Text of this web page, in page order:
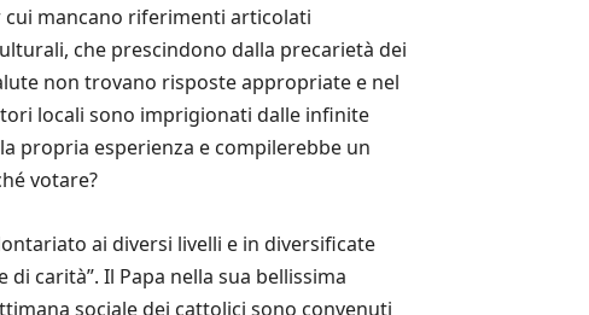
mancano riferimenti articolati
che prescindono dalla precarietà dei
non trovano risposte appropriate e nel
locali sono imprigionati dalle infinite
propria esperienza e compilerebbe un
votare?
ai diversi livelli e in diversificate
carità”. Il Papa nella sua bellissima
sociale dei cattolici sono convenuti